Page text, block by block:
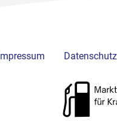
Impressum Datenschutz